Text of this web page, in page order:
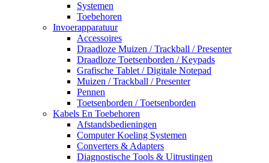
Systemen
Toebehoren
Invoerapparatuur
Accessoires
Draadloze Muizen / Trackball / Presenter
Draadloze Toetsenborden / Keypads
Grafische Tablet / Digitale Notepad
Muizen / Trackball / Presenter
Pennen
Toetsenborden / Toetsenborden
Kabels En Toebehoren
Afstandsbedieningen
Computer Koeling Systemen
Converters & Adapters
Diagnostische Tools & Uitrustingen